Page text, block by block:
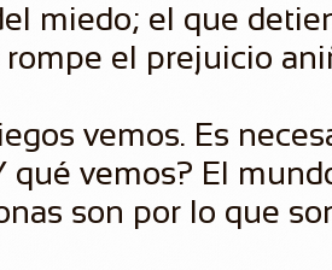
miedo; el que
el prejuicio
vemos. Es
qué vemos? El
son por lo que